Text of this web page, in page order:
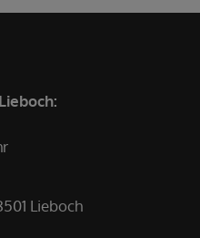
Lieboch